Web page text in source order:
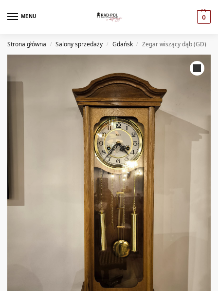
MENU 0
Strona główna / Salony sprzedaży / Gdańsk / Zegar wiszący dąb (GD)